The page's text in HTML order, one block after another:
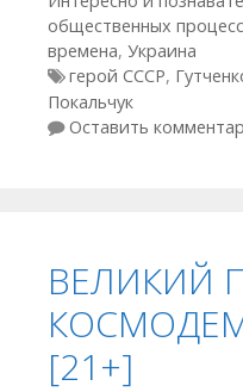
общественных
времена, Украина
Метки
герой СССР,
Покальчук
Оставить
ВЕЛИКИЙ
[21+]